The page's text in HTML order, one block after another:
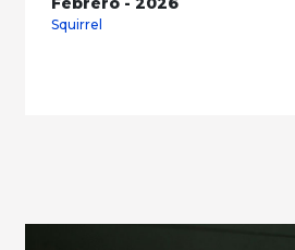
Squirrel